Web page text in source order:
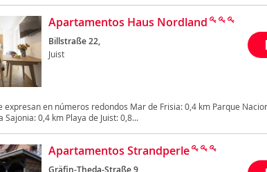
Apartamentos Haus Nordland
Billstraße 22,
Juist
expresan en números redondos Mar de Frisia: 0,4 km Parque
Sajonia: 0,4 km Playa de Juist: 0,8...
Apartamentos Strandperle